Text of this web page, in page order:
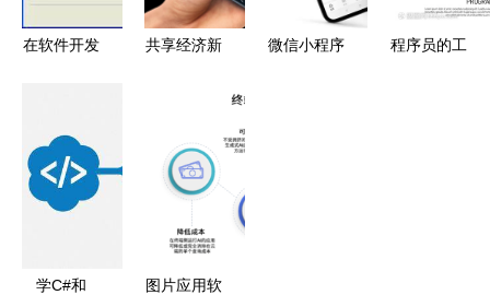
在软件开发
序验证器
共享经济新
能硬件与共
享软件系统
融合
微信小程序
程序员的工
学C#和
图片应用软